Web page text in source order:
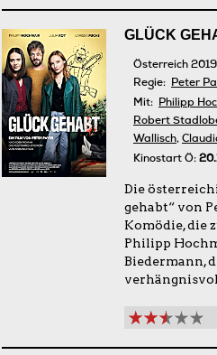
GLÜCK
Österreich 2019
Regie: Peter
Mit: Philipp
Robert
Wallisch,
Kinostart Ö:
Die
gehabt“ von
Komödie, die
Philipp
Biedermann,